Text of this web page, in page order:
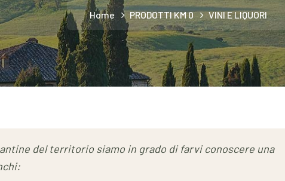
Home PRODOTTI KM 0 VINI E LIQUORI
del territorio siamo in grado di farvi conoscere una